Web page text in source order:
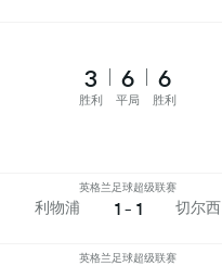
3
胜利
6
平局
6
胜利
利物浦
英格兰足球超级联赛
1 - 1 切尔西
英格兰足球超级联赛